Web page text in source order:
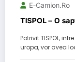
E-Camion.ro
TISPOL – O
Potrivit TISPOL,
uropa, vor avea